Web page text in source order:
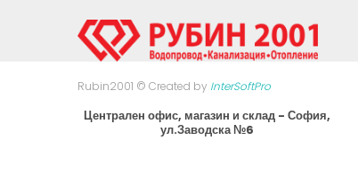
Rubin2001 © Created by InterSoftPro
Централен офис, магазин и склад - София,
ул.Заводска №6